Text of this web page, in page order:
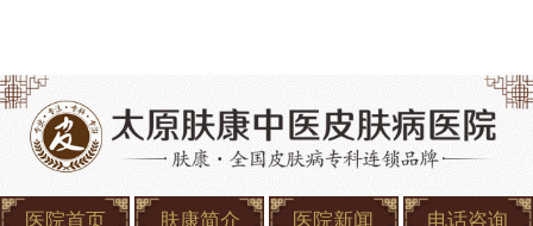
医院首页 肤康简介 医院新闻 电话咨询